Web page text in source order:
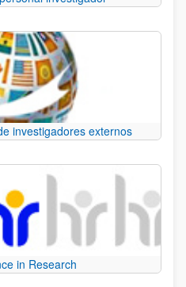
investigadores externos
in Research